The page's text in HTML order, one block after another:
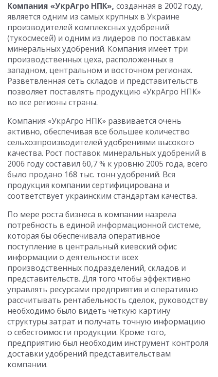
Компания «УкрАгро НПК», созданная в 2002 году,
является одним из самых крупных в Украине
производителей комплексных удобрений
(тукосмесей) и одним из лидеров по поставкам
минеральных удобрений. Компания имеет три
производственных цеха, расположенных в
западном, центральном и восточном регионах.
Разветвленная сеть складов и представительств
позволяет поставлять продукцию «УкрАгро НПК»
во все регионы страны.
Компания «УкрАгро НПК» развивается очень
активно, обеспечивая все большее количество
сельхозпроизводителей удобрениями высокого
качества. Рост поставок минеральных удобрений в
2006 году составил 60,7 % к уровню 2005 года, всего
было продано 168 тыс. тонн удобрений. Вся
продукция компании сертифицирована и
соответствует украинским стандартам качества.
По мере роста бизнеса в компании назрела
потребность в единой информационной системе,
которая бы обеспечивала оперативное
поступление в центральный киевский офис
информации о деятельности всех
производственных подразделений, складов и
представительств. Для того чтобы эффективно
управлять ресурсами предприятия и оперативно
рассчитывать рентабельность сделок, руководству
необходимо было видеть четкую картину
структуры затрат и получать точную информацию
о себестоимости продукции. Кроме того,
предприятию был необходим инструмент контроля
доставки удобрений представительствам
компании.